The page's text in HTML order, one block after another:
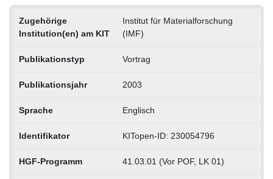
Zugehörige
Institution(en) am KIT
Institut für Materialforschung
(IMF)
Publikationstyp Vortrag
Publikationsjahr 2003
Sprache Englisch
Identifikator KITopen-ID: 230054796
HGF-Programm 41.03.01 (Vor POF, LK 01)